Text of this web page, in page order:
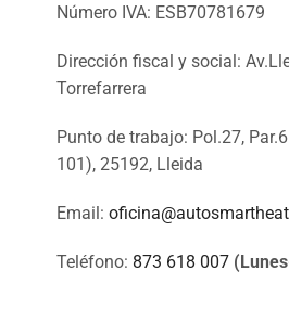
Número IVA: ESB70781679
Dirección fiscal y social:
Torrefarrera
Punto de trabajo: Pol.27,
101), 25192, Lleida
Email:
Teléfono: 873 618 007